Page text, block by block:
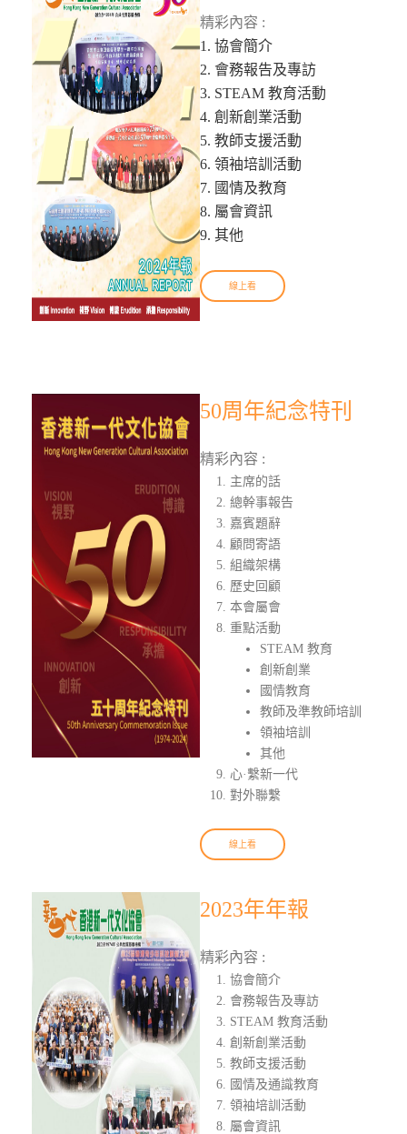
精彩內容 :
1. 協會簡介
2. 會務報告及專訪
3. STEAM 教育活動
4. 創新創業活動
5. 教師支援活動
6. 領袖培訓活動
7. 國情及教育
8. 屬會資訊
9. 其他
線上看
50周年紀念特刊
精彩內容 :
主席的話
總幹事報告
嘉賓題辭
顧問寄語
組織架構
歷史回顧
本會屬會
重點活動
STEAM 教育
創新創業
國情教育
教師及準教師培訓
領袖培訓
其他
心·繫新一代
對外聯繫
線上看
2023年年報
精彩內容 :
協會簡介
會務報告及專訪
STEAM 教育活動
創新創業活動
教師支援活動
國情及通識教育
領袖培訓活動
屬會資訊